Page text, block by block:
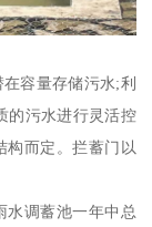
容量存储污水;利
的污水进行灵活控
构而定。拦蓄门以
水调蓄池一年中总